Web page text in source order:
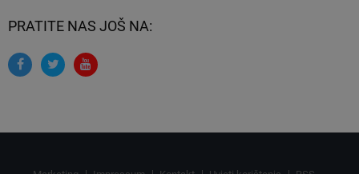
PRATITE NAS JOŠ NA: